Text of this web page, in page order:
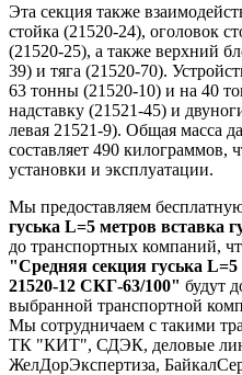
Эта секция также
стойка (21520-24), оголовок
(21520-25), а также верхний
39) и тяга (21520-70).
63 тонны (21520-10) и на 40
надставку (21521-45) и
левая 21521-9). Общая масса
составляет 490 килограммов,
установки и эксплуатации.
Мы предоставляем
гуська L=5 метров вставка
до транспортных компаний,
"Средняя секция гуська
21520-12 СКГ-63/100" будут
выбранной транспортной
Мы сотрудничаем с такими
ТК "КИТ", СДЭК, деловые
ЖелДорЭкспертиза,